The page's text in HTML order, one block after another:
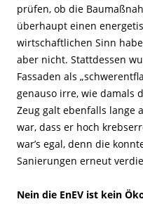
prüfen, ob die
überhaupt einen
wirtschaftlichen Sinn
aber nicht. Stattdessen
Fassaden als
genauso irre, wie damals
Zeug galt ebenfalls lange
war, dass er hoch
war’s egal, denn die
Sanierungen erneut
Nein die EnEV ist kein